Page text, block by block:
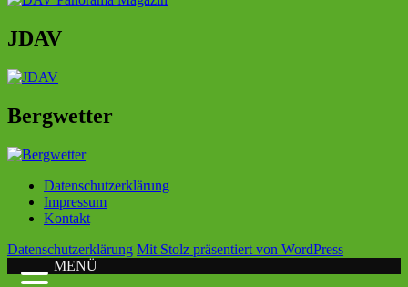
JDAV
Bergwetter
Datenschutzerklärung
Impressum
Kontakt
Datenschutzerklärung Mit Stolz präsentiert von WordPress
MENÜ